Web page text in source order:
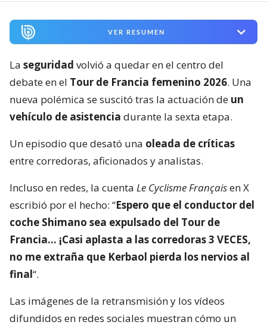
VER RESUMEN
La seguridad volvió a quedar en el centro del
debate en el Tour de Francia femenino 2026. Una
nueva polémica se suscitó tras la actuación de un
vehículo de asistencia durante la sexta etapa.
Un episodio que desató una oleada de críticas
entre corredoras, aficionados y analistas.
Incluso en redes, la cuenta Le Cyclisme Françaisen X
escribió por el hecho: “Espero que el conductor del
coche Shimano sea expulsado del Tour de
Francia… ¡Casi aplasta a las corredoras 3 VECES,
no me extraña que Kerbaol pierda los nervios al
final“.
Las imágenes de la retransmisión y los vídeos
difundidos en redes sociales muestran cómo un